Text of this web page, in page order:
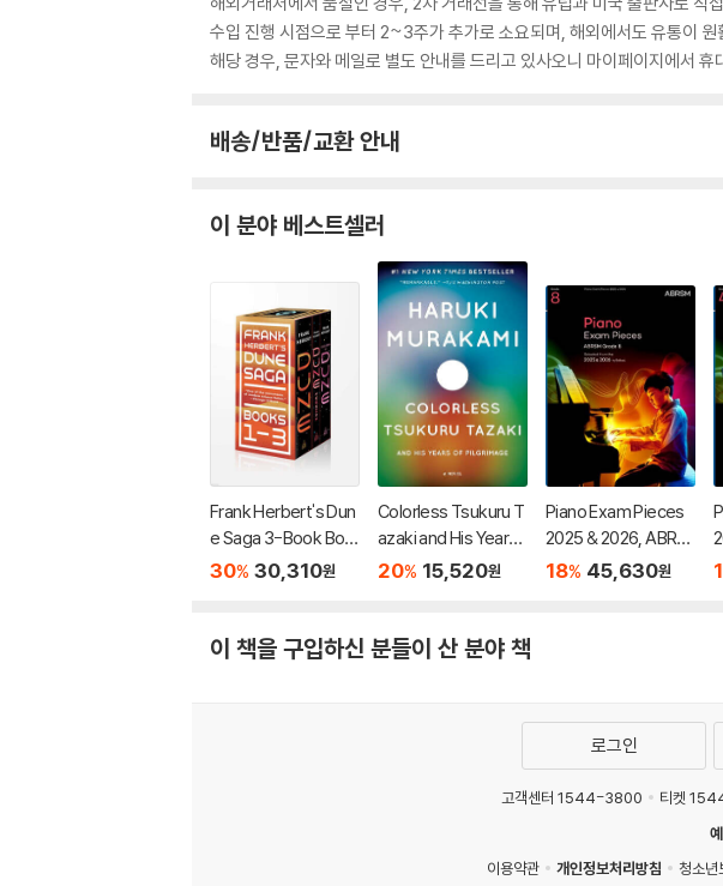
수입 진행 시점으로 부터 2~3주가 추가로 소요되며, 해외에서도 유통이
해당 경우, 문자와 메일로 별도 안내를 드리고 있사오니 마이페이지에서
배송/반품/교환 안내
이 분야 베스트셀러
Frank Herbert's Dun
e Saga 3-Book Box
ed Set: Dune, Dune
30% 30,310원
Colorless Tsukuru T
azaki and His Years
of Pilgrimage
20% 15,520원
Piano Exam Pieces
2025 & 2026, ABRS
M Grade 8
18% 45,630원
이 책을 구입하신 분들이 산 분야 책
로그인
고객센터 1544-3800 티켓
이용약관
개인정보처리방침 청소년